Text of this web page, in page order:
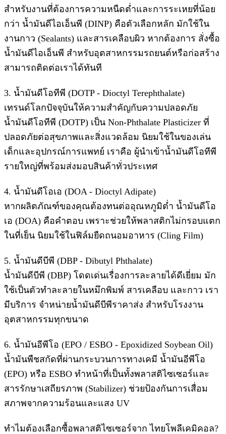
สำหรับงานที่ต้องการความหนืดต่ำและการระเหยที่น้อย
กว่า น้ำมันดีไอเอ็นพี (DINP) คือตัวเลือกหลัก มักใช้ใน
งานกาว (Sealants) และสารเคลือบผิว หากต้องการ สั่งซื้อ
น้ำมันดีไอเอ็นพี สำหรับอุตสาหกรรมรถยนต์หรือก่อสร้าง
สามารถติดต่อเราได้ทันที
3. น้ำมันดีโอทีพี (DOTP - Dioctyl Terephthalate)
เทรนด์โลกปัจจุบันให้ความสำคัญกับความปลอดภัย
น้ำมันดีโอทีพี (DOTP) เป็น Non-Phthalate Plasticizer ที่
ปลอดภัยต่อสุขภาพและสิ่งแวดล้อม นิยมใช้ในของเล่น
เด็กและอุปกรณ์การแพทย์ เราคือ ผู้นำเข้าน้ำมันดีโอทีพี
รายใหญ่ที่พร้อมส่งมอบสินค้าทั่วประเทศ
4. น้ำมันดีโอเอ (DOA - Dioctyl Adipate)
หากผลิตภัณฑ์ของคุณต้องทนต่ออุณหภูมิต่ำ น้ำมันดีโอ
เอ (DOA) คือคำตอบ เพราะช่วยให้พลาสติกไม่กรอบแตก
ในที่เย็น นิยมใช้ในฟิล์มยืดถนอมอาหาร (Cling Film)
5. น้ำมันดีบีพี (DBP - Dibutyl Phthalate)
น้ำมันดีบีพี (DBP) โดดเด่นเรื่องการละลายได้ดีเยี่ยม มัก
ใช้เป็นตัวทำละลายในหมึกพิมพ์ สารเคลือบ และกาว เรา
มีบริการ จำหน่ายน้ำมันดีบีพีราคาส่ง สำหรับโรงงาน
อุตสาหกรรมทุกขนาด
6. น้ำมันอีพีโอ (EPO / ESBO - Epoxidized Soybean Oil)
น้ำมันพืชสกัดที่ผ่านกระบวนการทางเคมี น้ำมันอีพีโอ
(EPO) หรือ ESBO ทำหน้าที่เป็นทั้งพลาสติไซเซอร์และ
สารรักษาเสถียรภาพ (Stabilizer) ช่วยป้องกันการเสื่อม
สภาพจากความร้อนและแสง UV
ทำไมต้องเลือกซื้อพลาสติไซเซอร์จาก ไทยโพลีเคมิคอล?